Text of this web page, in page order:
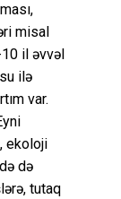
misal
il əvvəl
ilə
var.
ekoloji
də
tutaq